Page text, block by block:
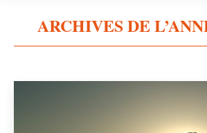
ARCHIVES DE
Vous êtes